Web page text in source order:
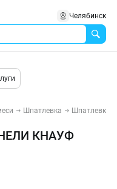
Челябинск
Шпатлевка Шпатлевки
КНАУФ